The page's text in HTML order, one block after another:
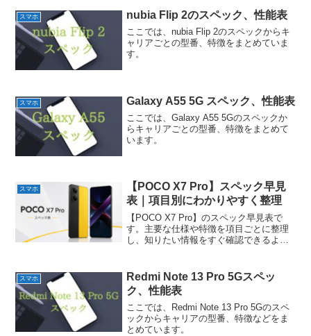
スマホ nubia Flip 2のスペック、性能表
ここでは、nubia Flip 2のスペックからキ
ャリアごとの型番、特徴をまとめていま
す。
スマホ Galaxy A55 5G スペック、性能表
ここでは、Galaxy A55 5Gのスペックか
らキャリアごとの型番、特徴をまとめて
います。
スマホ
【POCO X7 Pro】スペック早見
表｜項目別にわかりやすく整理
【POCO X7 Pro】のスペック早見表で
す。主要な仕様や特徴を項目ごとに整理
し、知りたい情報をすぐ確認できるよう
スマホ
Redmi Note 13 Pro 5Gスペッ
ク、性能表
ここでは、Redmi Note 13 Pro 5Gのスペ
ックからキャリアの型番、特徴などをま
とめています。